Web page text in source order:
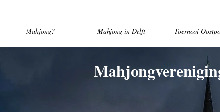
Mahjong? Mahjong in Delft Toernooi